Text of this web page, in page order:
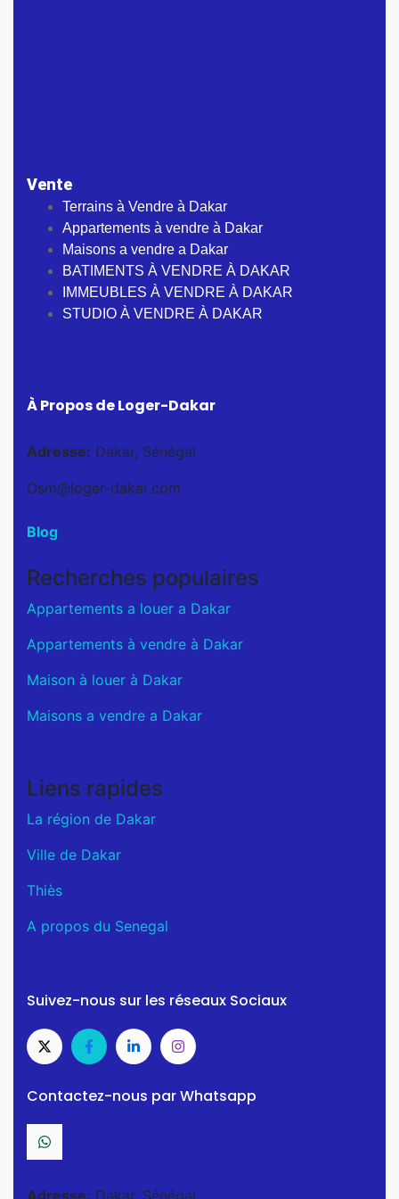
Vente
Terrains à Vendre à Dakar
Appartements à vendre à Dakar
Maisons a vendre a Dakar
BATIMENTS À VENDRE À DAKAR
IMMEUBLES À VENDRE À DAKAR
STUDIO À VENDRE À DAKAR
À Propos de Loger-Dakar
Adresse: Dakar, Sénégal
Osm@loger-dakar.com
Blog
Recherches populaires
Appartements a louer a Dakar
Appartements à vendre à Dakar
Maison à louer à Dakar
Maisons a vendre a Dakar
Liens rapides
La région de Dakar
Ville de Dakar
Thiès
A propos du Senegal
Suivez-nous sur les réseaux Sociaux
Contactez-nous par Whatsapp